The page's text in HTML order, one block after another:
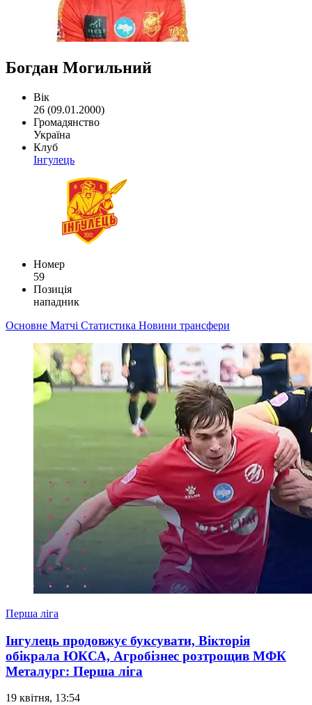
Богдан Могильний
Вік
26 (09.01.2000)
Громадянство
Україна
Клуб
Інгулець
Номер
59
Позиція
нападник
Основне Матчі Статистика Новини трансфери
Перша ліга
Інгулець продовжує буксувати, Вікторія
обікрала ЮКСА, Агробізнес розтрощив МФК
Металург: Перша ліга
19 квітня, 13:54